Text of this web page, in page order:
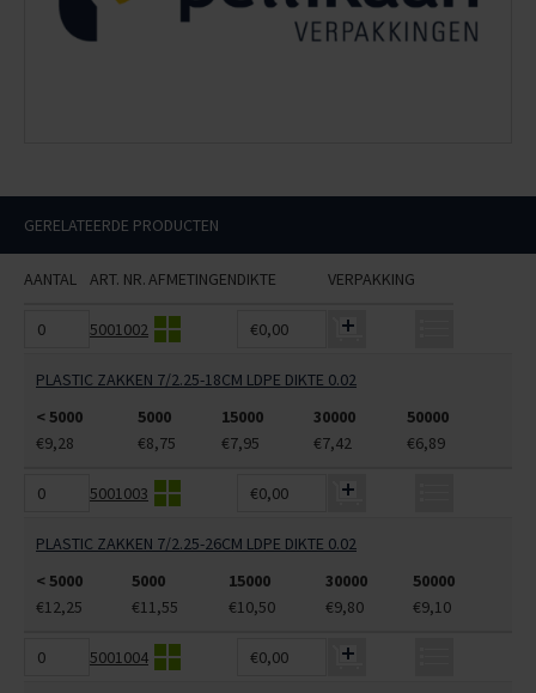
GERELATEERDE PRODUCTEN
AANTAL ART. NR.AFMETINGENDIKTE VERPAKKING
5001002 €0,00
PLASTIC ZAKKEN 7/2.25-18CM LDPE DIKTE 0.02
< 5000
5000 15000 30000
50000
€9,28
€8,75 €7,95 €7,42 €6,89
5001003 €0,00
PLASTIC ZAKKEN 7/2.25-26CM LDPE DIKTE 0.02
< 5000
5000 15000 30000
50000
€12,25
€11,55 €10,50 €9,80 €9,10
5001004 €0,00